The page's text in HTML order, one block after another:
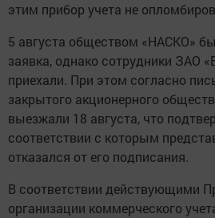
этим прибор учета не
5 августа обществом «НАСКО»
заявка, однако сотрудники ЗАО
приехали. При этом согласно
закрытого акционерного
выезжали 18 августа, что
соответствии с которым
отказался от его подписания.
В соответствии действующими
организации коммерческого